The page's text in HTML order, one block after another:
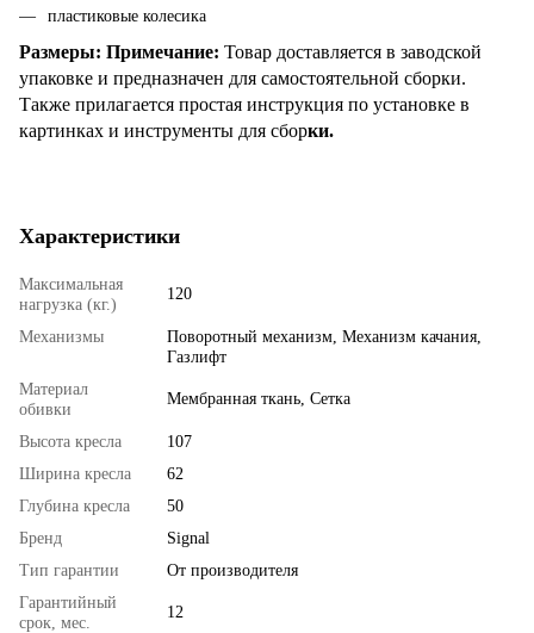
пластиковые колесика
Размеры: Примечание: Товар доставляется в заводской
упаковке и предназначен для самостоятельной сборки.
Также прилагается простая инструкция по установке в
картинках и инструменты для сборки.
Характеристики
Максимальная
нагрузка (кг.)
120
Механизмы
Поворотный механизм, Механизм качания,
Газлифт
Материал
обивки
Мембранная ткань, Сетка
Высота кресла
107
Ширина кресла
62
Глубина кресла
50
Бренд
Signal
Тип гарантии
От производителя
Гарантийный
срок, мес.
12